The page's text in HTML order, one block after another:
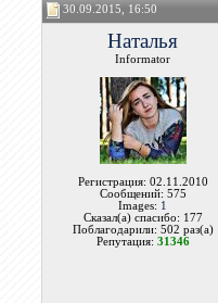
30.09.2015, 16:50
Наталья
Informator
Регистрация: 02.11.2010
Сообщений: 575
Images: 1
Сказал(а) спасибо: 177
Поблагодарили: 502 раз(а)
Репутация: 31346